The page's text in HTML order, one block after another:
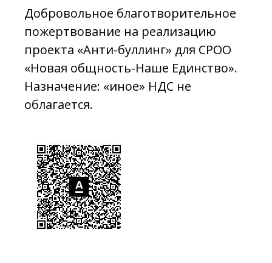
Добровольное благотворительное
пожертвование на реализацию
проекта «Анти-буллинг» для СРОО
«Новая общность-Наше Единство».
Назначение: «иное» НДС не
облагается.